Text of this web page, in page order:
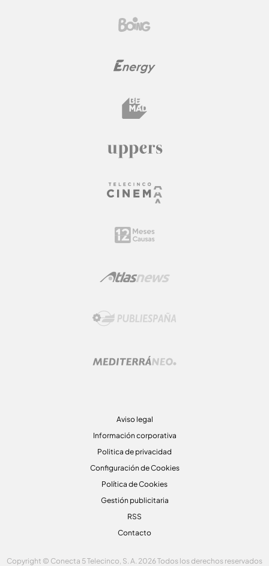
Aviso legal
Información corporativa
Politica de privacidad
Configuración de Cookies
Política de Cookies
Gestión publicitaria
RSS
Contacto
Copyright © Conecta 5 Telecinco, S. A. 2026 Todos los derechos reservados